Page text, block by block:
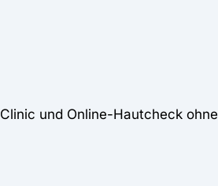
und Online-Hautcheck ohne